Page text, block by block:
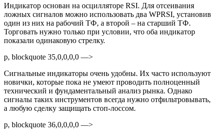
Индикатор основан на осцилляторе RSI. Для отсеивания
ложных сигналов можно использовать два WPRSI, установив
один из них на рабочий ТФ, а второй – на старший ТФ.
Торговать нужно только при условии, что оба индикатор
показали одинаковую стрелку.
p, blockquote 35,0,0,0,0 —>
Сигнальные индикаторы очень удобны. Их часто используют
новички, которые пока не умеют проводить полноценный
технический и фундаментальный анализ рынка. Однако
сигналы таких инструментов всегда нужно отфильтровывать,
а любую сделку защищать стоп-лоссом.
p, blockquote 36,0,0,0,0 —>